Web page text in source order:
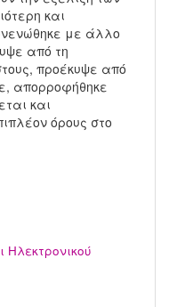
και
με άλλο
από τη
προέκυψε από
απορροφήθηκε
και
όρους στο
Ηλεκτρονικού